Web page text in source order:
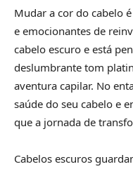
Mudar a cor do cabelo
e emocionantes de
cabelo escuro e está
deslumbrante tom
aventura capilar. No
saúde do seu cabelo e
que a jornada de
Cabelos escuros